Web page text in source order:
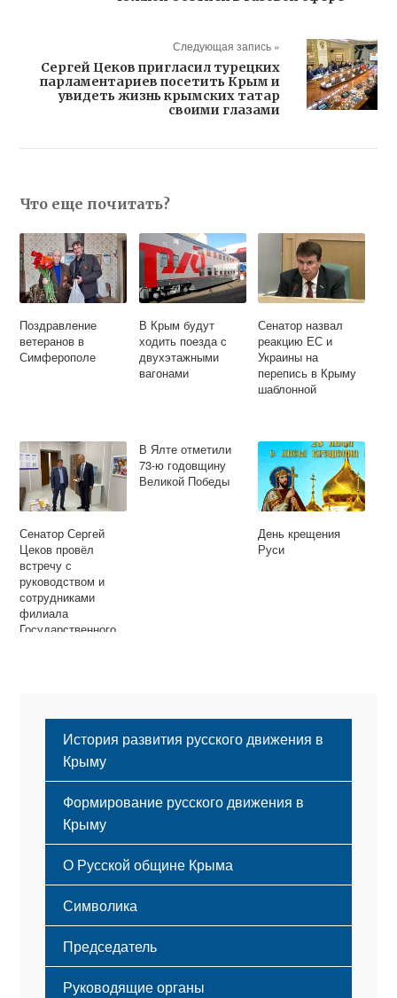
Следующая запись »
Сергей Цеков пригласил турецких
парламентариев посетить Крым и
увидеть жизнь крымских татар
своими глазами
Что еще почитать?
Поздравление
ветеранов в
Симферополе
В Крым будут
ходить поезда с
двухэтажными
вагонами
Сенатор назвал
реакцию ЕС и
Украины на
перепись в Крыму
шаблонной
Сенатор Сергей
Цеков провёл
встречу с
руководством и
сотрудниками
филиала
Государственного
В Ялте отметили
73-ю годовщину
Великой Победы
День крещения
Руси
История развития русского движения в
Крыму
Формирование русского движения в
Крыму
Русский Крым
О Русской общине Крыма
Этапы становления
Принципы деятельности
Структура
Мероприятия
Символика
Флаг
Герб
Гимн
Председатель
Руководящие органы